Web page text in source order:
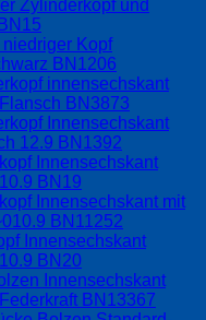
Zylinderkopf und
Kopf
BN1206
innensechskant
BN3873
Innensechskant
12.9 BN1392
Innensechskant
BN19
Innensechskant mit
BN11252
Innensechskant
BN20
Innensechskant
BN13367